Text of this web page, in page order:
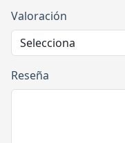
Valoración
Reseña